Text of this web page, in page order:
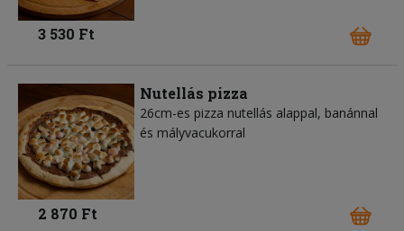
3 530 Ft
Nutellás pizza
26cm-es pizza nutellás alappal, banánnal
és mályvacukorral
2 870 Ft